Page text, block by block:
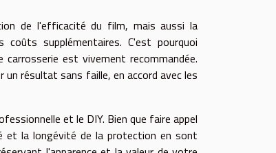
de l'efficacité du film, mais aussi la
supplémentaires. C'est pourquoi
est vivement recommandée.
un résultat sans faille, en accord avec les
et le DIY. Bien que faire appel
et la longévité de la protection en sont